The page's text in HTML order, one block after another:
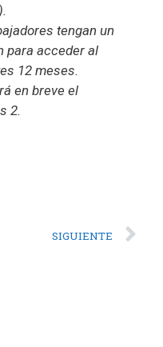
tengan un
para acceder al
12 meses.
en breve el
2.
SIGUIENTE